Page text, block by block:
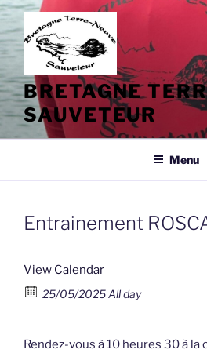
Aller
au
contenu
principal
BRETAGNE
SAUVETEUR
Menu
Entrainement
View Calendar
25/05/2025 All day
Rendez-vous à 10 heures 30 à la